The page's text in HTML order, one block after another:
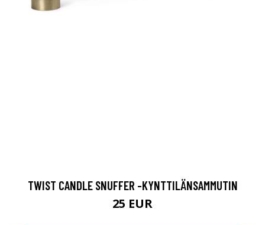
TWIST CANDLE SNUFFER -KYNTTILÄNSAMMUTIN
25 EUR